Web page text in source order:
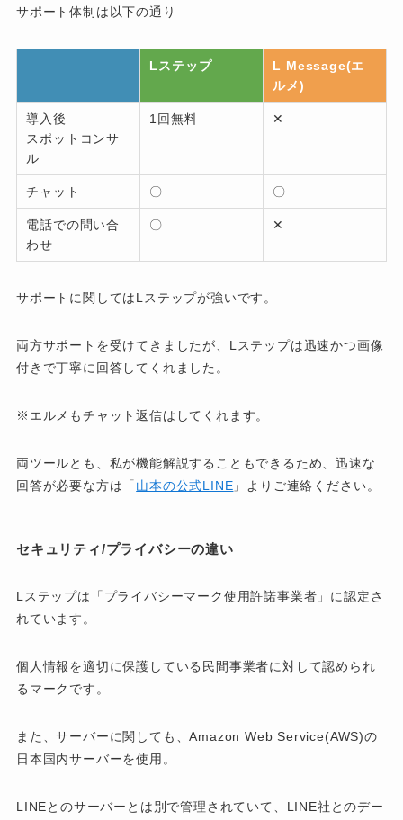
サポート体制は以下の通り
Lステップ
L Message(エ
ルメ)
導入後
スポットコンサ
ル
1回無料 ✕
チャット 〇 〇
電話での問い合
わせ
〇 ✕
サポートに関してはLステップが強いです。
両方サポートを受けてきましたが、Lステップは迅速かつ画像
付きで丁寧に回答してくれました。
※エルメもチャット返信はしてくれます。
両ツールとも、私が機能解説することもできるため、迅速な
回答が必要な方は「 山本の公式LINE 」よりご連絡ください。
セキュリティ/プライバシーの違い
Lステップは「プライバシーマーク使用許諾事業者」に認定さ
れています。
個人情報を適切に保護している民間事業者に対して認められ
るマークです。
また、サーバーに関しても、Amazon Web Service(AWS)の
日本国内サーバーを使用。
LINEとのサーバーとは別で管理されていて、LINE社とのデー